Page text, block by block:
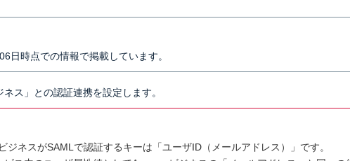
日時点での情報で掲載しています。
ス」との認証連携を設定します。
ジネスがSAMLで認証するキーは「ユーザID（メールアドレス）」です。